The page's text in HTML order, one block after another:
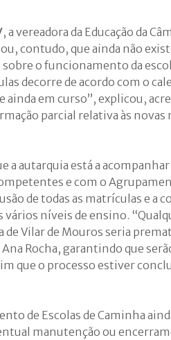
, a vereadora da Educação da
contudo, que ainda não
o funcionamento da
decorre de acordo com o
em curso”, explicou,
parcial relativa às novas
a autarquia está a
e com o
de todas as matrículas e a
níveis de ensino.
Vilar de Mouros seria
Rocha, garantindo que
que o processo estiver
de Escolas de Caminha
manutenção ou